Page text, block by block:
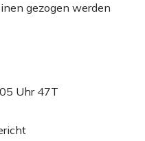
gezogen werden
Uhr 47T